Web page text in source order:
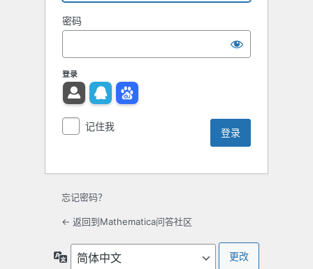
密码
登录
记住我
忘记密码？
← 返回到Mathematica问答社区